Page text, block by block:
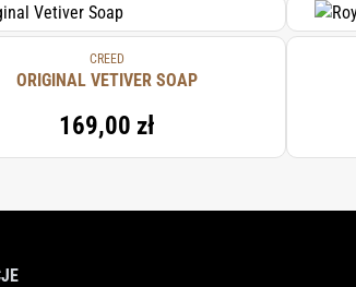
CREED
ORIGINAL VETIVER SOAP
169,00 zł